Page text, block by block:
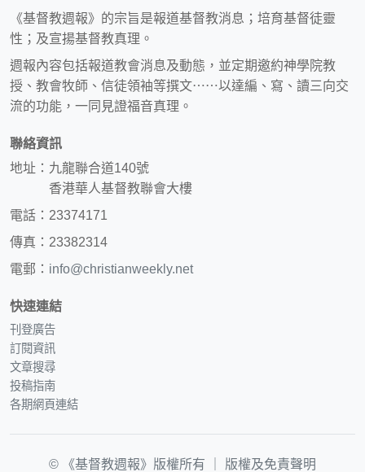
《基督教週報》的宗旨是報道基督教消息；培育基督徒靈
性；及宣揚基督教真理。
週報內容包括報道教會消息及動態，並定期邀約神學院教
授、教會牧師、信徒領袖等撰文⋯⋯以達編、寫、讀三向交
流的功能，一同見證福音真理。
聯絡資訊
地址：九龍聯合道140號
香港華人基督教聯會大樓
電話：23374171
傳真：23382314
電郵： info@christianweekly.net
快速連結
刊登廣告
訂閱資訊
文章搜尋
投稿指南
各期網頁連結
© 《基督教週報》版權所有 ｜ 版權及免責聲明